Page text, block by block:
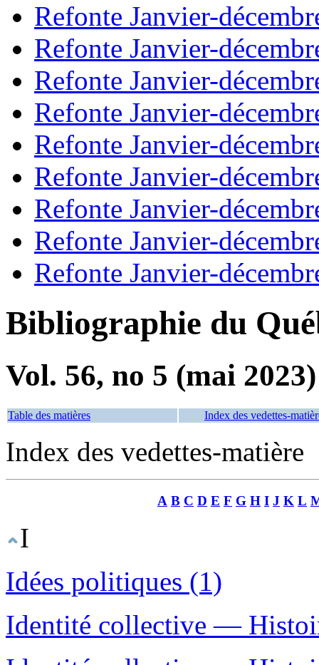
Refonte Janvier-
Refonte Janvier-
Refonte Janvier-
Refonte Janvier-
Refonte Janvier-
Refonte Janvier-
Refonte Janvier-
Refonte Janvier-
Refonte Janvier-
Bibliographie du
Vol. 56, no 5 (mai 2023)
Table des matières Index des vedettes-
Index des vedettes-matière
A B C D E F G H I J K L
I
Idées politiques (1)
Identité collective —